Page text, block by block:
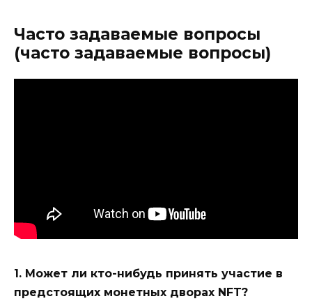
Часто задаваемые вопросы
(часто задаваемые вопросы)
1. Может ли кто-нибудь принять участие в
предстоящих монетных дворах NFT?